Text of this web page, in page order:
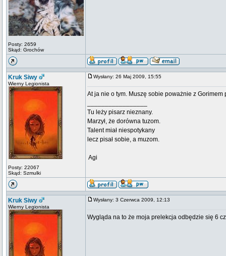
Posty: 2659
Skąd: Grochów
Kruk Siwy
Wierny Legionista
Posty: 22067
Skąd: Szmulki
Wysłany: 26 Maj 2009, 15:55
At ja nie o tym. Muszę sobie poważnie z
Tu leży pisarz nieznany.
Marzył, że dorówna tuzom.
Talent miał niespotykany
lecz pisał sobie, a muzom.
 Agi
Kruk Siwy
Wierny Legionista
Wysłany: 3 Czerwca 2009, 12:13
Wygląda na to że moja prelekcja odbędzie się 6